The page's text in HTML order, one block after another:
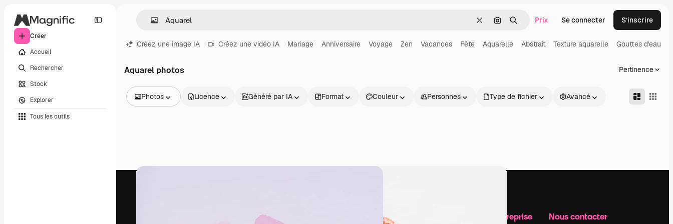
Créer
Accueil
Rechercher
Stock
Explorer
Tous les outils
EffacerRechercher par image
Rechercher
Prix Se connecter S’inscrire
Créez une image IA Créez une vidéo IA Mariage Anniversaire Voyage Zen Vacances Fête Aquarelle Abstrait Texture aquarelle Gouttes d'eau
Aquarel photos Pertinence
Photos
Vidéos
Licence Généré par IA Format Couleur Personnes Type de fichier Avancé
Notre entreprise Nous contacter